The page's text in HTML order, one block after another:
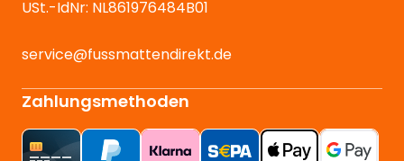
USt.-IdNr: NL861976484B01
service@fussmattendirekt.de
Zahlungsmethoden